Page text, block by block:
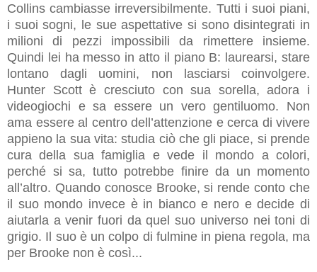
Collins cambiasse irreversibilmente. Tutti i suoi piani,
i suoi sogni, le sue aspettative si sono disintegrati in
milioni di pezzi impossibili da rimettere insieme.
Quindi lei ha messo in atto il piano B: laurearsi, stare
lontano dagli uomini, non lasciarsi coinvolgere.
Hunter Scott è cresciuto con sua sorella, adora i
videogiochi e sa essere un vero gentiluomo. Non
ama essere al centro dell’attenzione e cerca di vivere
appieno la sua vita: studia ciò che gli piace, si prende
cura della sua famiglia e vede il mondo a colori,
perché si sa, tutto potrebbe finire da un momento
all’altro. Quando conosce Brooke, si rende conto che
il suo mondo invece è in bianco e nero e decide di
aiutarla a venir fuori da quel suo universo nei toni di
grigio. Il suo è un colpo di fulmine in piena regola, ma
per Brooke non è così...